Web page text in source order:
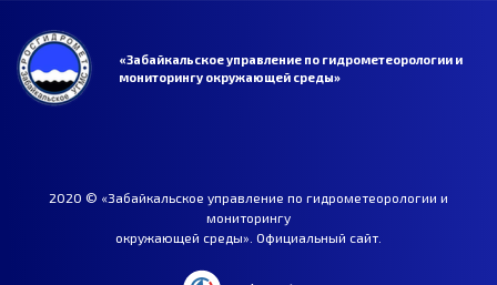
«Забайкальское управление по гидрометеорологии и
мониторингу окружающей среды»
2020 © «Забайкальское управление по гидрометеорологии и
мониторингу
окружающей среды». Официальный сайт.